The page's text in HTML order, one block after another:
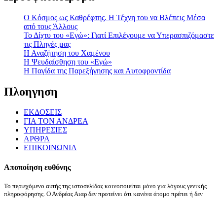
Ο Κόσμος ως Καθρέφτης. Η Τέχνη του να Βλέπεις Μέσα
από τους Άλλους
Το Δίχτυ του «Εγώ»: Γιατί Επιλέγουμε να Υπερασπιζόμαστε
τις Πληγές μας
Η Αναζήτηση του Χαμένου
Η Ψευδαίσθηση του «Εγώ»
Η Παγίδα της Παρεξήγησης και Αυτοφροντίδα
Πλοηγηση
ΕΚΔΟΣΕΙΣ
ΓΙΑ ΤΟΝ ΑΝΔΡΕΑ
ΥΠΗΡΕΣΙΕΣ
ΑΡΘΡΑ
ΕΠΙΚΟΙΝΩΝΙΑ
Αποποίηση ευθύνης
Το περιεχόμενο αυτής της ιστοσελίδας κοινοποιείται μόνο για λόγους γενικής
πληροφόρησης. Ο Ανδρέας Αιαρ δεν προτείνει ότι κανένα άτομο πρέπει ή δεν